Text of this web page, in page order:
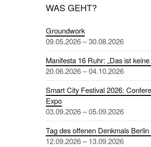
WAS GEHT?
Groundwork
09.05.2026 – 30.08.2026
Manifesta 16 Ruhr: „Das ist
20.06.2026 – 04.10.2026
Smart City Festival 2026:
Expo
03.09.2026 – 05.09.2026
Tag des offenen Denkmals
12.09.2026 – 13.09.2026